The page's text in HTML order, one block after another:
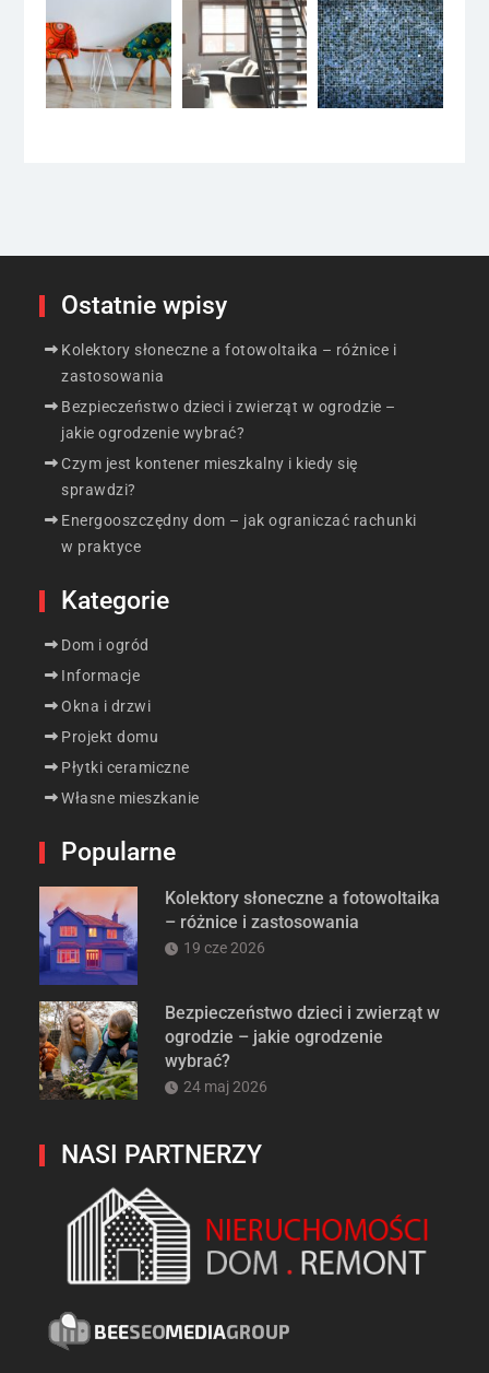
Ostatnie wpisy
Kolektory słoneczne a fotowoltaika – różnice i
zastosowania
Bezpieczeństwo dzieci i zwierząt w ogrodzie –
jakie ogrodzenie wybrać?
Czym jest kontener mieszkalny i kiedy się
sprawdzi?
Energooszczędny dom – jak ograniczać rachunki
w praktyce
Kategorie
Dom i ogród
Informacje
Okna i drzwi
Projekt domu
Płytki ceramiczne
Własne mieszkanie
Popularne
Kolektory słoneczne a fotowoltaika
– różnice i zastosowania
19 cze 2026
Bezpieczeństwo dzieci i zwierząt w
ogrodzie – jakie ogrodzenie
wybrać?
24 maj 2026
NASI PARTNERZY